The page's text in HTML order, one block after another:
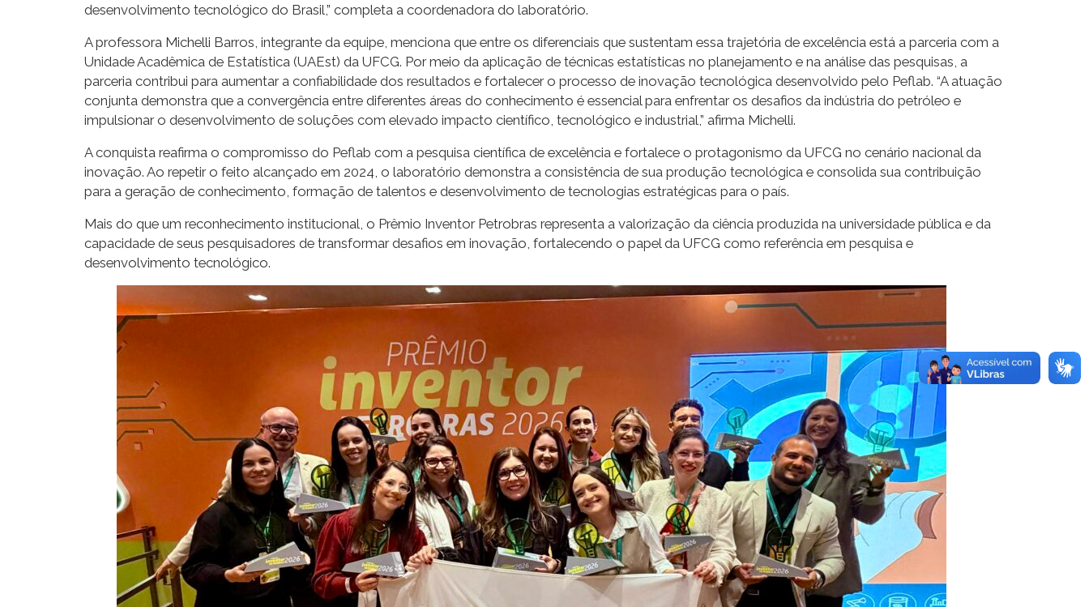
desenvolvimento tecnológico do Brasil,” completa a coordenadora do laboratório.
A professora Michelli Barros, integrante da equipe, menciona que entre os diferenciais que sustentam essa trajetória de excelência está a parceria com a
Unidade Acadêmica de Estatística (UAEst) da UFCG. Por meio da aplicação de técnicas estatísticas no planejamento e na análise das pesquisas, a
parceria contribui para aumentar a confiabilidade dos resultados e fortalecer o processo de inovação tecnológica desenvolvido pelo Peflab. “A atuação
conjunta demonstra que a convergência entre diferentes áreas do conhecimento é essencial para enfrentar os desafios da indústria do petróleo e
impulsionar o desenvolvimento de soluções com elevado impacto científico, tecnológico e industrial,” afirma Michelli.
A conquista reafirma o compromisso do Peflab com a pesquisa científica de excelência e fortalece o protagonismo da UFCG no cenário nacional da
inovação. Ao repetir o feito alcançado em 2024, o laboratório demonstra a consistência de sua produção tecnológica e consolida sua contribuição
para a geração de conhecimento, formação de talentos e desenvolvimento de tecnologias estratégicas para o país.
Mais do que um reconhecimento institucional, o Prêmio Inventor Petrobras representa a valorização da ciência produzida na universidade pública e da
capacidade de seus pesquisadores de transformar desafios em inovação, fortalecendo o papel da UFCG como referência em pesquisa e
desenvolvimento tecnológico.